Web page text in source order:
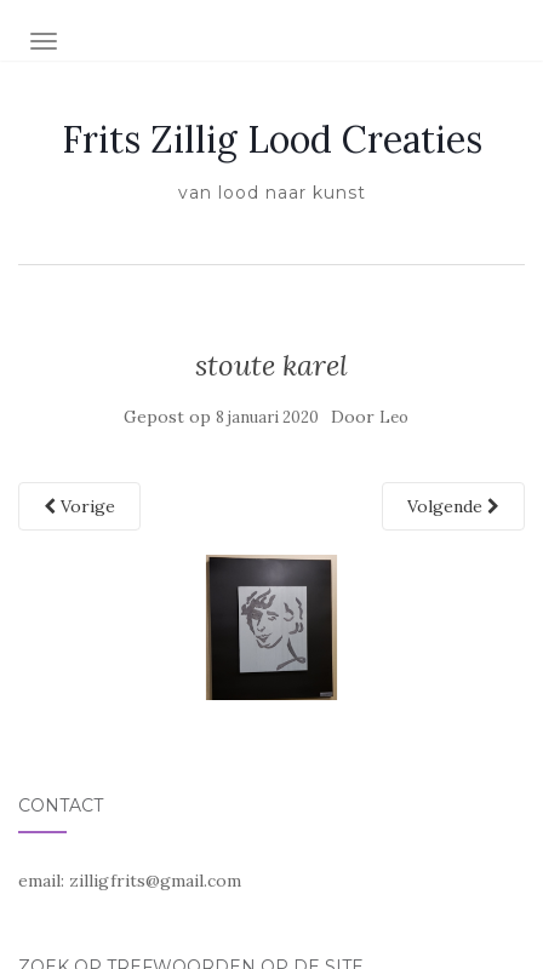
SCHAKEL NAVIGATIE
Frits Zillig Lood Creaties
van lood naar kunst
stoute karel
Gepost op 8 januari 2020 Door Leo
Vorige Volgende
CONTACT
email: zilligfrits@gmail.com